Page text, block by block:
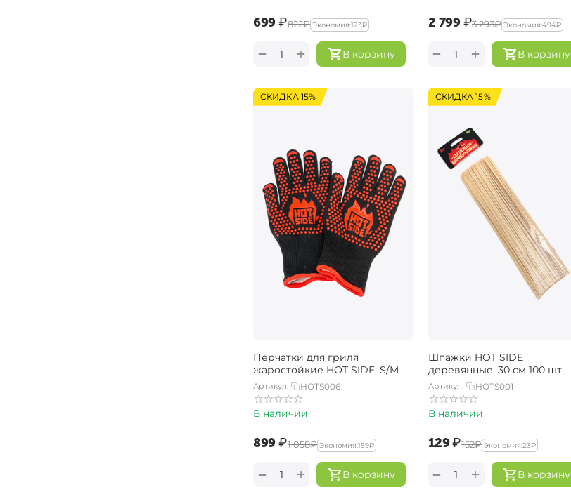
‍699‍₽‍822‍₽ Экономия:‍123‍₽
В корзину
+
−
‍2 799‍₽‍3 293‍₽ Экономия:‍494‍₽
В корзину
+
−
СКИДКА 15%
Перчатки для гриля
жаростойкие HOT SIDE, S/M
Артикул: HOTS006
В наличии
‍899‍₽‍1 058‍₽ Экономия:‍159‍₽
В корзину
+
−
СКИДКА 15%
Шпажки HOT SIDE
деревянные, 30 см 100 шт
Артикул: HOTS001
В наличии
‍129‍₽‍152‍₽ Экономия:‍23‍₽
В корзину
+
−